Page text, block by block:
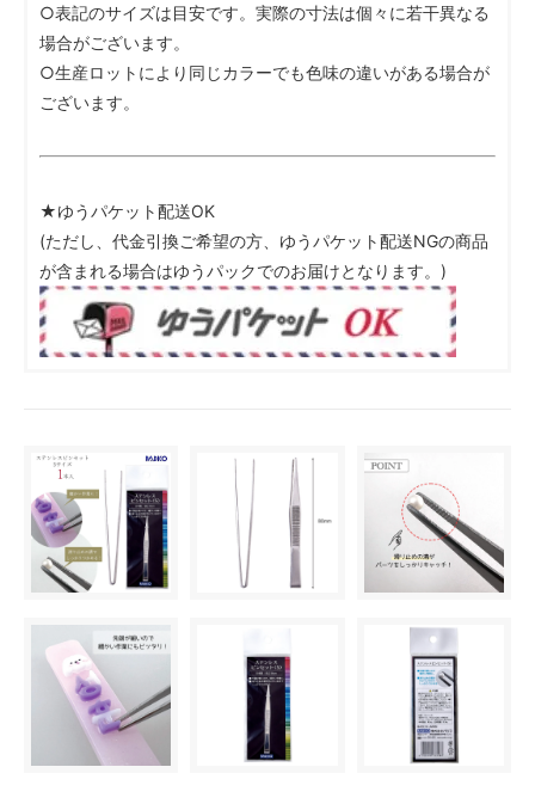
○表記のサイズは目安です。実際の寸法は個々に若干異なる
場合がございます。
○生産ロットにより同じカラーでも色味の違いがある場合が
ございます。
★ゆうパケット配送OK
(ただし、代金引換ご希望の方、ゆうパケット配送NGの商品
が含まれる場合はゆうパックでのお届けとなります。)